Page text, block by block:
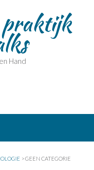
praktijk
Hand
>GEEN CATEGORIE